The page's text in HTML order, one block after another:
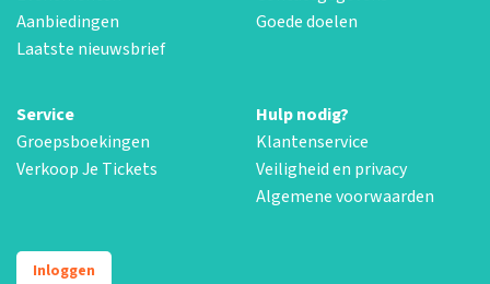
Aanbiedingen
Laatste nieuwsbrief
Goede doelen
Service
Groepsboekingen
Verkoop Je Tickets
Hulp nodig?
Klantenservice
Veiligheid en privacy
Algemene voorwaarden
Inloggen